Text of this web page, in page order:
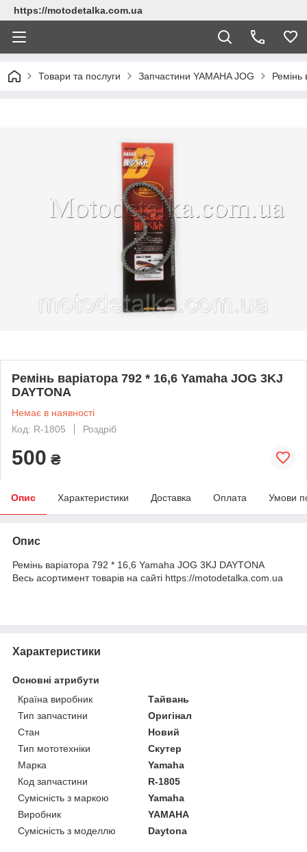
https://motodetalka.com.ua
Товари та послуги Запчастини YAMAHA JOG Ремінь
Ремінь варіатора 792 * 16,6 Yamaha JOG 3KJ
DAYTONA
Немає в наявності
Код: R-1805
Роздріб
500 ₴
Опис Характеристики Доставка Оплата Умови
Опис
Ремінь варіатора 792 * 16,6 Yamaha JOG 3KJ DAYTONA
Весь асортимент товарів на сайті https://motodetalka.com.ua
Характеристики
Основні атрибути
Країна виробник
Тайвань
Тип запчастини
Оригінал
Стан
Новий
Тип мототехніки
Скутер
Марка
Yamaha
Код запчастини
R-1805
Сумісність з маркою
Yamaha
Виробник
YAMAHA
Сумісність з моделлю
Daytona